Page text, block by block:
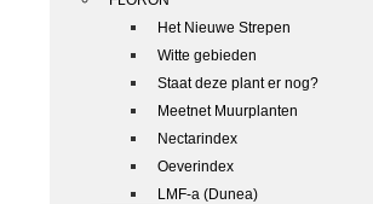
Het Nieuwe Strepen
Witte gebieden
Staat deze plant er nog?
Meetnet Muurplanten
Nectarindex
Oeverindex
LMF-a (Dunea)